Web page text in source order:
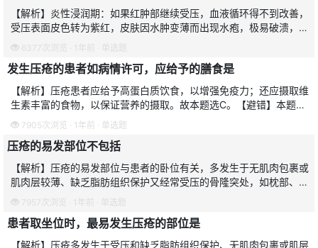
【解析】炎性浸润期：如果红肿部继续受压，血液循环得不到改善，
受压表面皮色转为紫红，皮肤因水肿变薄而出现水疱，极易破溃，而
脓性分泌物为溃疡期表现。本题答案为E。【避错】部分考生容易错
选D项，由于考生未彻
6377次浏览 · 1年前 · 单选题
发生压疮的患者如病情许可，应给予的膳食是
【解析】压疮患者应给予高蛋白质饮食，以增强免疫力；还应摄取维
生素丰富的食物，以保证营养的摄取。故本题选C。【避错】本题容
易解答，但部分考生容易错选B项。考生要掌握：高蛋白饮食和丰富
维生素食物可以增强免
7905次浏览 · 1年前 · 单选题
压疮的易发部位不包括
【解析】压疮的易发部位与患者的卧位有关，多发生于无肌肉包裹或
肌肉层较薄、缺乏脂肪组织保护又经常受压的骨隆突处，如枕部、耳
郭、肩脚、肘部、脊椎体隆突处、髓部、骶尾部、膝关节内外侧、内
外踝、足跟部等处；俯
7957次浏览 · 1年前 · 单选题
患者取坐位时，最易发生压疮的部位是
【解析】压疮多发生于受压和缺乏脂肪组织保护、无肌肉包裹或肌层